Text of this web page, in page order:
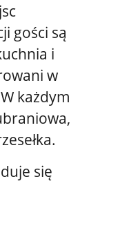
gości są
i
w
każdym
się